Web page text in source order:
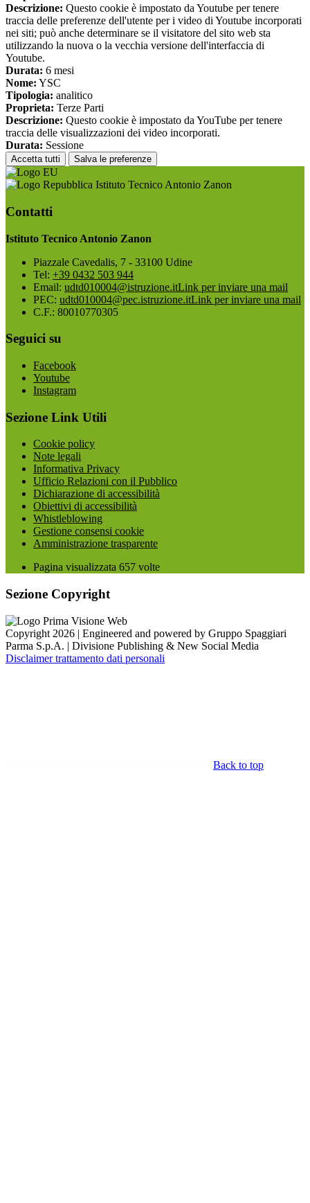
Descrizione: Questo cookie è impostato da Youtube per tenere
traccia delle preferenze dell'utente per i video di Youtube incorporati
nei siti; può anche determinare se il visitatore del sito web sta
utilizzando la nuova o la vecchia versione dell'interfaccia di
Youtube.
Durata: 6 mesi
Nome: YSC
Tipologia: analitico
Proprieta: Terze Parti
Descrizione: Questo cookie è impostato da YouTube per tenere
traccia delle visualizzazioni dei video incorporati.
Durata: Sessione
Accetta tutti Salva le preferenze
Istituto Tecnico Antonio Zanon
Contatti
Istituto Tecnico Antonio Zanon
Piazzale Cavedalis, 7 - 33100 Udine
Tel: +39 0432 503 944
Email: udtd010004@istruzione.itLink per inviare una mail
PEC: udtd010004@pec.istruzione.itLink per inviare una mail
C.F.: 80010770305
Seguici su
Facebook
Youtube
Instagram
Sezione Link Utili
Cookie policy
Note legali
Informativa Privacy
Ufficio Relazioni con il Pubblico
Dichiarazione di accessibilità
Obiettivi di accessibilità
Whistleblowing
Gestione consensi cookie
Amministrazione trasparente
Pagina visualizzata 657 volte
Sezione Copyright
Copyright 2026 | Engineered and powered by Gruppo Spaggiari
Parma S.p.A. | Divisione Publishing & New Social Media
Disclaimer trattamento dati personali
Back to top